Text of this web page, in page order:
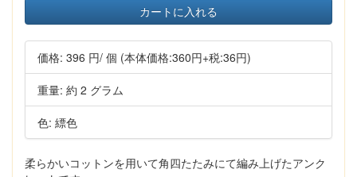
カートに入れる
価格: 396 円/ 個 (本体価格:360円+税:36円)
重量: 約 2 グラム
色: 縹色
柔らかいコットンを用いて角四たたみにて編み上げたアンク